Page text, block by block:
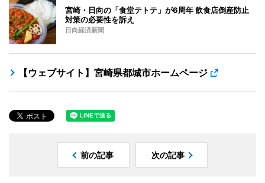
宮崎・日向の「食堂テトテ」が6周年 飲食店倒産防止
対策の必要性を訴え
日向経済新聞
【ウェブサイト】宮崎県都城市ホームページ
前の記事 次の記事